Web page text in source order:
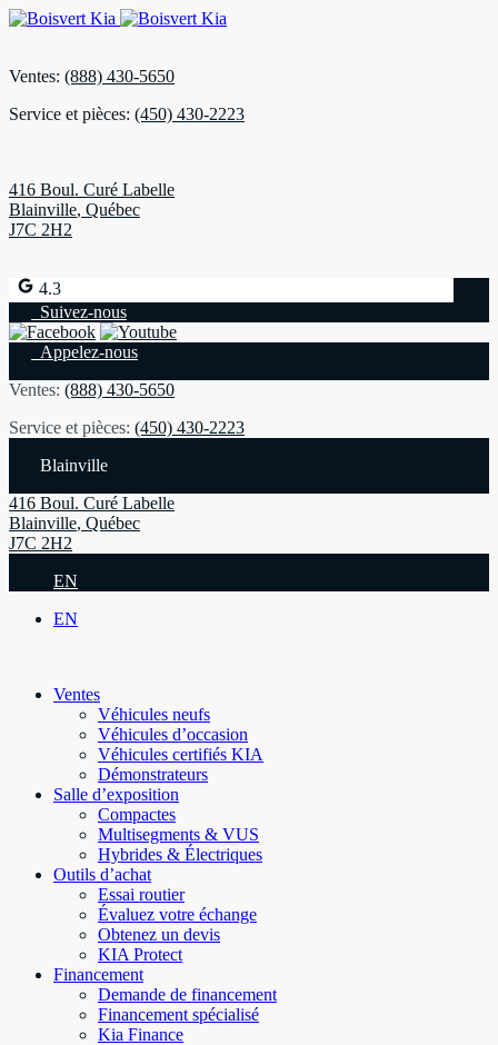
Ventes: (888) 430-5650
Service et pièces: (450) 430-2223
416 Boul. Curé Labelle
Blainville, Québec
J7C 2H2
4.3
Suivez-nous
Appelez-nous
Ventes: (888) 430-5650
Service et pièces: (450) 430-2223
Blainville
416 Boul. Curé Labelle
Blainville, Québec
J7C 2H2
EN
EN
Ventes
Véhicules neufs
Véhicules d’occasion
Véhicules certifiés KIA
Démonstrateurs
Salle d’exposition
Compactes
Multisegments & VUS
Hybrides & Électriques
Outils d’achat
Essai routier
Évaluez votre échange
Obtenez un devis
KIA Protect
Financement
Demande de financement
Financement spécialisé
Kia Finance